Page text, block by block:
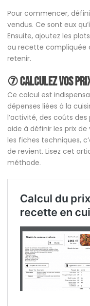
Pour commencer,
vendus. Ce sont eux
Ensuite, ajoutez les
ou recette compliquée
retenir.
⑦ Calculez vos
Ce calcul est
dépenses liées à la
l’activité, des coûts
aide à définir les prix
les fiches techniques,
de revient. Lisez cet
méthode.